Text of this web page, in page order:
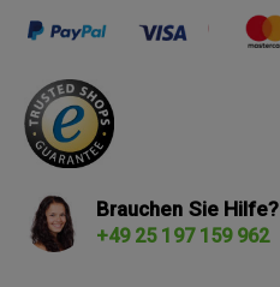
Brauchen Sie Hilfe?
+49 25 197 159 962